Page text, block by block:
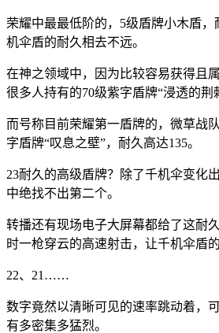
荣耀中最最低阶的，5级盾牌小木盾
机伞盾的耐久相去不远。
在神之领域中，因为比较容易获得且
很多人持有的70级紫字盾牌“浸透的荆
而号称目前荣耀第一盾牌的，微草战
字盾牌“叹息之壁”，耐久高达135。
23耐久的高级盾牌？除了千机伞变化
中绝找不出第二个。
转播还有现场电子大屏幕都给了这耐
时一枪穿云的高速射击，让千机伞盾
22、21……
数字竟然以清晰可见的速率跳动着，
有多密集多猛烈。